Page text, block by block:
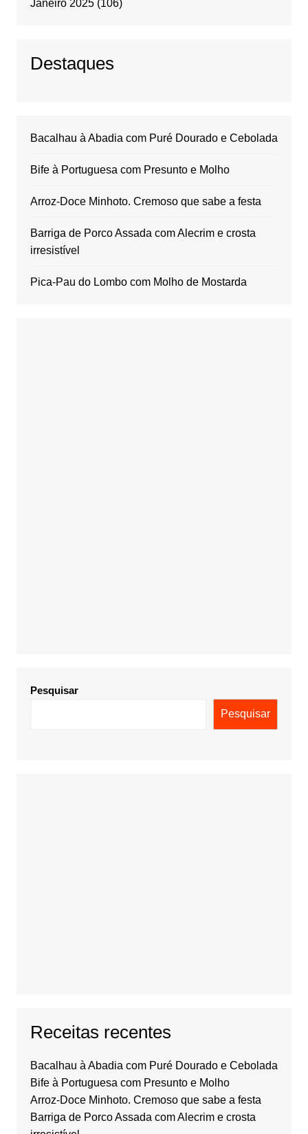
Janeiro 2025(106)
Destaques
Bacalhau à Abadia com Puré Dourado e Cebolada
Bife à Portuguesa com Presunto e Molho
Arroz-Doce Minhoto. Cremoso que sabe a festa
Barriga de Porco Assada com Alecrim e crosta
irresistível
Pica-Pau do Lombo com Molho de Mostarda
Pesquisar
Pesquisar
Receitas recentes
Bacalhau à Abadia com Puré Dourado e Cebolada
Bife à Portuguesa com Presunto e Molho
Arroz-Doce Minhoto. Cremoso que sabe a festa
Barriga de Porco Assada com Alecrim e crosta